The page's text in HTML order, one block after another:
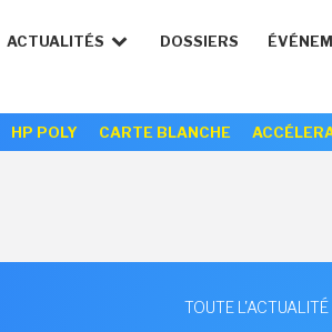
ACTUALITÉS DOSSIERS
HP POLY CARTE BLANCHE
TOUTE L'ACTUALITÉ